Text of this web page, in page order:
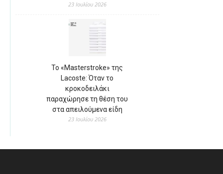
23 Ιουλίου 2026
Το «Masterstroke» της
Lacoste: Όταν το
κροκοδειλάκι
παραχώρησε τη θέση του
στα απειλούμενα είδη
23 Ιουλίου 2026